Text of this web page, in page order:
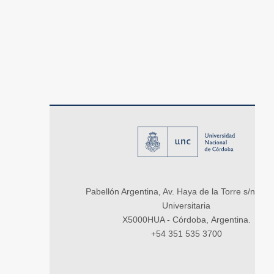
Pabellón Argentina, Av. Haya de la Torre s/n,
Universitaria
X5000HUA - Córdoba, Argentina.
+54 351 535 3700